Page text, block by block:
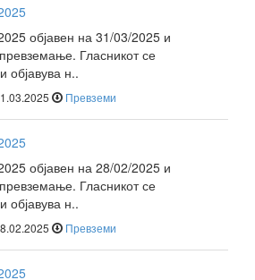
објавен на 31/03/2025 и
Гласникот се
објавува н..
Превземи
објавен на 28/02/2025 и
Гласникот се
објавува н..
Превземи